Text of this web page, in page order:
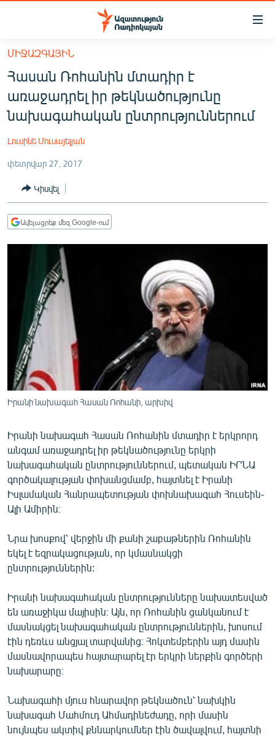
Մատչելիության
հիմնական
բովանդակությանը
հիմնական
մենյուին
ՔԱՂԱՔԱԿԱՆ
ՏՆՏԵՍՈՒԹՅՈՒՆ
ՂԱՐԱԲԱՂ
ՏԱՐԱԾԱՇՐՋԱՆ
ՄԻՋԱԶԳԱՅԻՆ
ՄՇԱԿՈՒՅԹ
ՍՊՈՐՏ
ՄԵԿՆԱԲԱՆՈՒԹՅՈՒՆ
ՏՏ ԵՒ ԻՆՏԵՐՆԵՏ
ՏԵՍԱՆՅՈՒԹԵՐ
ԲԱՆԱՎԵՃ
ՁԳՏԵԼՈՎ ԼԱՎԱԳՈՒՅՆԻՆ
ՓՈԴՔԱՍԹ
Հայերեն
English
ՀԵՏԵՎԵՔ ՄԵԶ
«Ազատության» բոլոր կայքերը
ՄԻՋԱԶԳԱՅԻՆ
Հասան Ռոհանին մտադիր է
առաջադրել իր թեկնածությունը
նախագահական ընտրություններում
Լուսինե Մուսայելյան
փետրվար 27, 2017
Կիսվել
Ավելացրեք մեզ Google-ում
Իրանի նախագահ Հասան Ռոհանի, արխիվ
Իրանի նախագահ Հասան Ռոհանին մտադիր է երկրորդ
անգամ առաջադրել իր թեկնածությունը երկրի
նախագահական ընտրություններում, պետական ԻՐՆԱ
գործակալության փոխանցմամբ, հայտնել է Իրանի
Իսլամական Հանրապետության փոխնախագահ Հուսեին-
Ալի Ամիրին։
Նրա խոսքով՝ վերջին մի քանի շաբաթներին Ռոհանին
եկել է եզրակացության, որ կմասնակցի
ընտրություններին:
Իրանի նախագահական ընտրությունները նախատեսված
են առաջիկա մայիսին։ Այն, որ Ռոհանին ցանկանում է
մասնակցել նախագահական ընտրություններին, խոսում
էին դեռևս անցյալ տարվանից։ Հոկտեմբերին այդ մասին
մասնավորապես հայտարարել էր երկրի ներքին գործերի
նախարարը։
Նախագահի մյուս հնարավոր թեկնածուն՝ նախկին
նախագահ Մահմուդ Ահմադինեժադը, որի մասին
նույնպես ակտիվ քննարկումներ էին ծավալվում, հայտնի